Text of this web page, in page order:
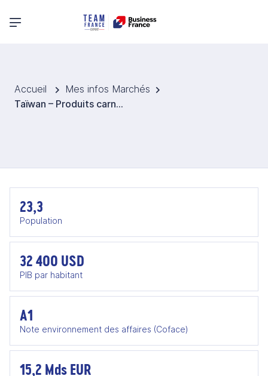
Menu principal
Accueil
Mes infos Marchés
Taïwan – Produits carnés et charcuterie 2026
23,3
Population
32 400 USD
PIB par habitant
A1
Note environnement des affaires (Coface)
15,2 Mds EUR